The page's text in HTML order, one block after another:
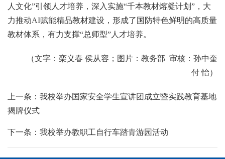
人文化”引领人才培养，深入实施“千本教材熔凝计划”，大
力推动AI赋能精品教材建设，形成了国防特色鲜明的高质量
教材体系，有力支撑“总师型”人才培养。
（文字：栾义春 侯从容；图片：教务部 审核：孙中奎
付 怡）
上一条：我校举办国家安全学生宣讲团成立暨实践教育基地
揭牌仪式
下一条：我校举办教职工自行车踏青游园活动